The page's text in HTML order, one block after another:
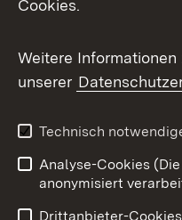
X / Twitter
Youtube
Impressum
Cookies.
Weitere
unserer
Technisch
Analyse-Cookies
anonymisiert
Drittanbieter-